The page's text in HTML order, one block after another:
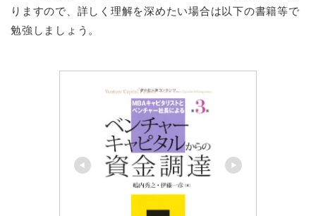
りますので、詳しく理解を深めたい場合は以下の書籍等で
勉強しましょう。